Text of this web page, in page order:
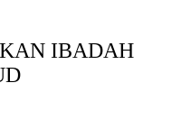
IBADAH